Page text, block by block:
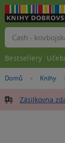
Nacházíte
zde:
Domů »
Knihy
Zásilkovna
Bestsellery